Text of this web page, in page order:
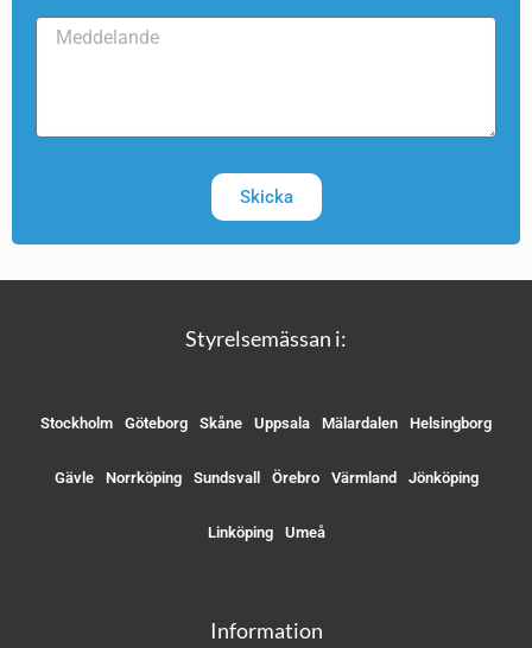
Skicka
Styrelsemässan i:
Stockholm Göteborg Skåne Uppsala Mälardalen Helsingborg
Gävle Norrköping Sundsvall Örebro Värmland Jönköping
Linköping Umeå
Information